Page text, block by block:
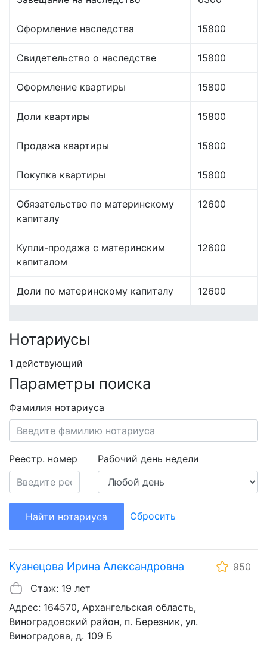
Оформление наследства 15800
Свидетельство о наследстве 15800
Оформление квартиры 15800
Доли квартиры 15800
Продажа квартиры 15800
Покупка квартиры 15800
Обязательство по материнскому
капиталу
12600
Купли-продажа с материнским
капиталом
12600
Доли по материнскому капиталу 12600
Нотариусы
1 действующий
Параметры поиска
Фамилия нотариуса
Реестр. номер Рабочий день недели
Найти нотариуса Сбросить
Кузнецова Ирина Александровна
950
Стаж: 19 лет
Адрес: 164570, Архангельская область,
Виноградовский район, п. Березник, ул.
Виноградова, д. 109 Б